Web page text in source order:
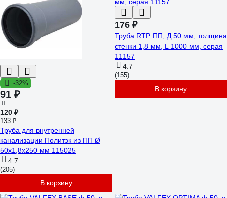
-32%
91 ₽
120 ₽
133 ₽
Труба для внутренней
канализации Политэк из ПП Ø
50x1,8x250 мм 115025
4.7
(205)
В корзину
176 ₽
Труба RTP ПП, Д 50 мм, толщина
стенки 1,8 мм, L 1000 мм, серая
11157
4.7
(155)
В корзину